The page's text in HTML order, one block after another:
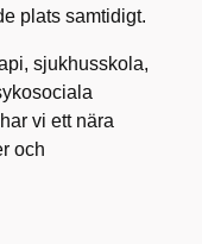
plats samtidigt.
sjukhusskola,
vi ett nära
och